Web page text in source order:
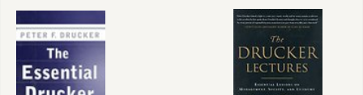
12. Entrepreneurial strategies
Part Two - the Individual
13. Effectiveness must be learned
14. Focus on contribution